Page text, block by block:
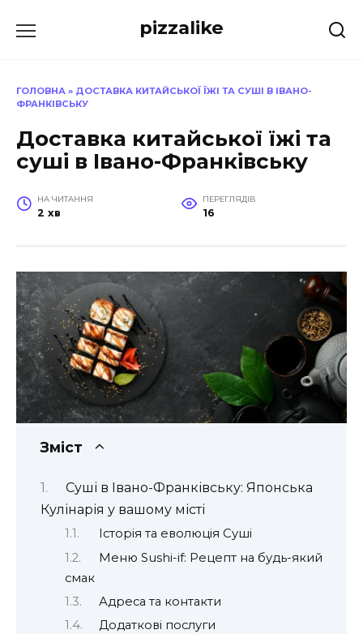
до
pizzalike
ГОЛОВНА » ДОСТАВКА КИТАЙСЬКОЇ ЇЖІ ТА СУШІ В ІВАНО-
ФРАНКІВСЬКУ
Доставка китайської їжі та
суші в Івано-Франківську
НА ЧИТАННЯ
2 хв
ПЕРЕГЛЯДІВ
16
Зміст
Суші в Івано-Франківську: Японська
Кулінарія у вашому місті
Історія та еволюція Суші
Меню Sushi-if: Рецепт на будь-який
смак
Адреса та контакти
Додаткові послуги